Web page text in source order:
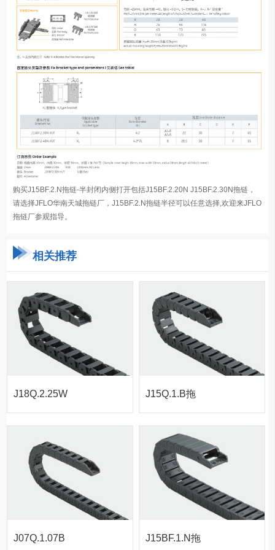
购买J15BF.2.N拖链-半封闭内侧打开包括J15BF.2.20N J15BF.2.30N拖链，
请选择JFLO华南天城拖链厂，J15BF.2.N拖链半径可以任意选择,欢迎来JFLO
拖链厂参观指导。
相关推荐
J18Q.2.25W
侧开
J15Q.1.B拖
打开
J15Q.1.20B
拖链
J07Q.1.07B J15BF.1.N拖